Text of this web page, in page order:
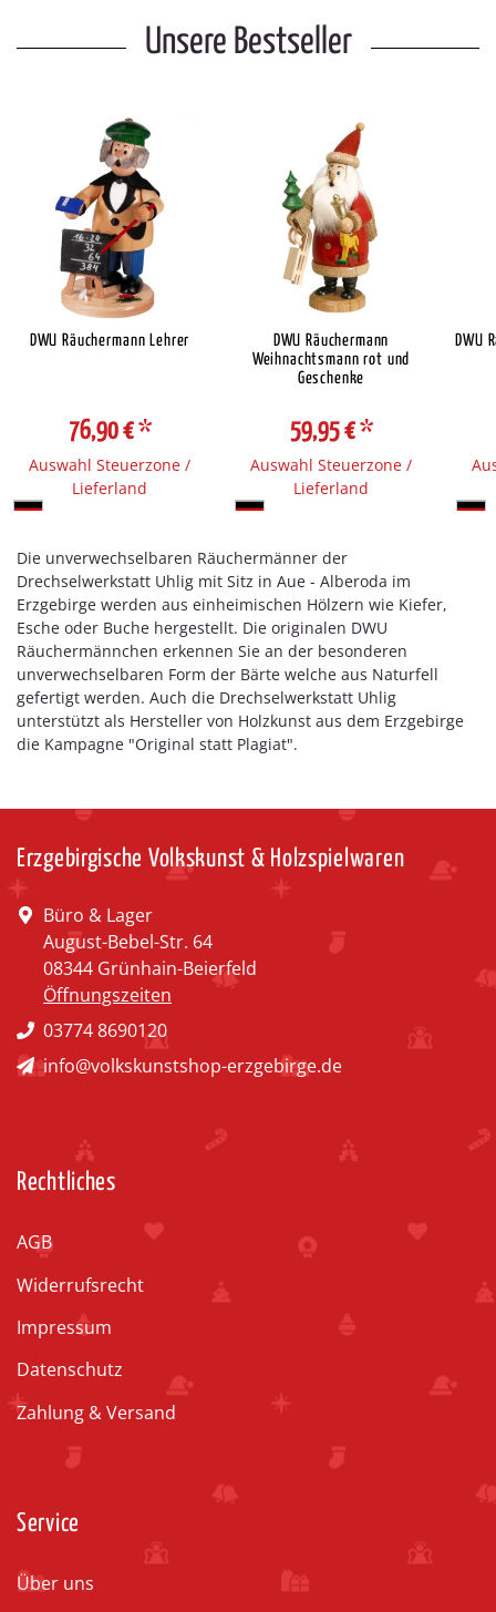
Unsere Bestseller
DWU Räuchermann Lehrer
76,90 €*
Auswahl Steuerzone /
Lieferland
DWU Räuchermann
Weihnachtsmann rot und
Geschenke
59,95 €*
Auswahl Steuerzone /
Lieferland
DWU
Die unverwechselbaren Räuchermänner der
Drechselwerkstatt Uhlig mit Sitz in Aue - Alberoda im
Erzgebirge werden aus einheimischen Hölzern wie Kiefer,
Esche oder Buche hergestellt. Die originalen DWU
Räuchermännchen erkennen Sie an der besonderen
unverwechselbaren Form der Bärte welche aus Naturfell
gefertigt werden. Auch die Drechselwerkstatt Uhlig
unterstützt als Hersteller von Holzkunst aus dem Erzgebirge
die Kampagne "Original statt Plagiat".
Erzgebirgische Volkskunst & Holzspielwaren
Büro & Lager
August-Bebel-Str. 64
08344 Grünhain-Beierfeld
Öffnungszeiten
03774 8690120
info@volkskunstshop-erzgebirge.de
Rechtliches
AGB
Widerrufsrecht
Impressum
Datenschutz
Zahlung & Versand
Service
Über uns